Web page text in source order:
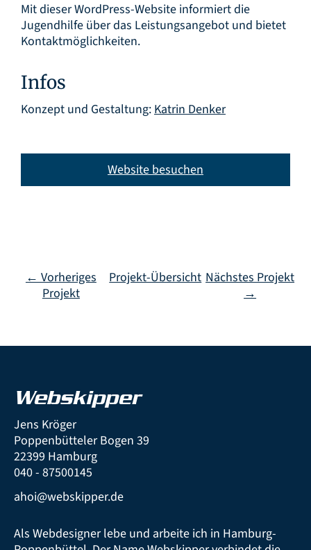
Mit dieser WordPress-Website informiert die
Jugendhilfe über das Leistungsangebot und bietet
Kontaktmöglichkeiten.
Infos
Konzept und Gestaltung:Katrin Denker
Website besuchen
← Vorheriges
Projekt
Projekt-Übersicht Nächstes Projekt
→
Webskipper
Jens Kröger
Poppenbütteler Bogen 39
22399 Hamburg
040 - 87500145
ahoi@webskipper.de
Als Webdesigner lebe und arbeite ich in Hamburg-